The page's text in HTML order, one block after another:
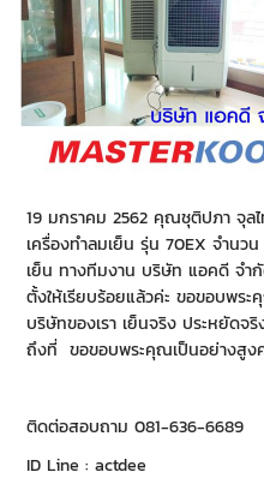
19 มกราคม 2562 คุณชุติปภา จุลไท
เครื่องทำลมเย็น รุ่น 70EX จำนวน
เย็น ทางทีมงาน บริษัท แอคดี จำ
ตั้งให้เรียบร้อยแล้วค่ะ ขอขอบพร
บริษัทของเรา เย็นจริง ประหยัดจ
ถึงที่ ขอขอบพระคุณเป็นอย่างสูง
ติดต่อสอบถาม 081-636-6689
ID Line : actdee